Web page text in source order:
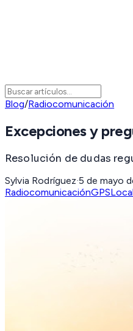
Blog/Radiocomunicación
Excepciones y
Resolución de dudas
Sylvia Rodríguez·5 de mayo
RadiocomunicaciónGPS